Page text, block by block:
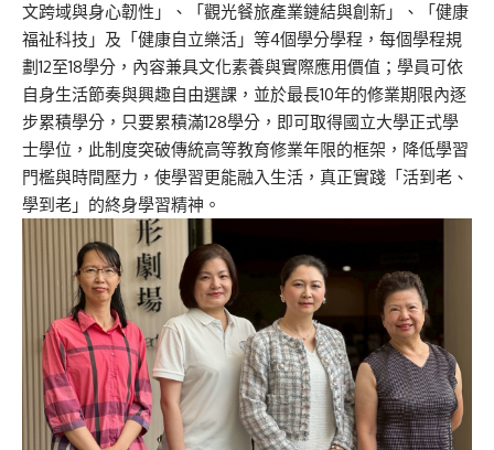
文跨域與身心韌性」、「觀光餐旅產業鏈結與創新」、「 健康
福祉科技」及「健康自立樂活」等4個學分學程， 每個學程規
劃12至18學分，內容兼具文化素養與實際應用價值； 學員可依
自身生活節奏與興趣自由選課， 並於最長10年的修業期限內逐
步累積學分， 只要累積滿128學分，即可取得國立大學正式學
士學位， 此制度突破傳統高等教育修業年限的框架， 降低學習
門檻與時間壓力，使學習更能融入生活，真正實踐「 活到老、
學到老」的終身學習精神。